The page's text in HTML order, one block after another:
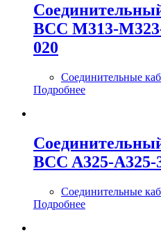
BCC M313-
020
Соединительные
Подробнее
BCC A325-A325-
Соединительные
Подробнее